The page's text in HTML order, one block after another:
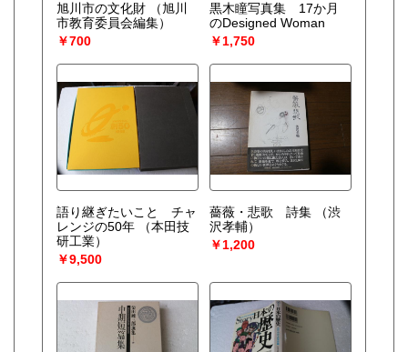
旭川市の文化財
（旭川
市教育委員会編集）
￥700
黒木瞳写真集 17か月
のDesigned Woman
￥1,750
語り継ぎたいこと チャ
レンジの50年
（本田技
研工業）
￥9,500
薔薇・悲歌 詩集
（渋
沢孝輔）
￥1,200